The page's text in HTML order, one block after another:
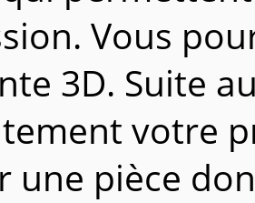
Vous
3D. Suite
votre
une pièce